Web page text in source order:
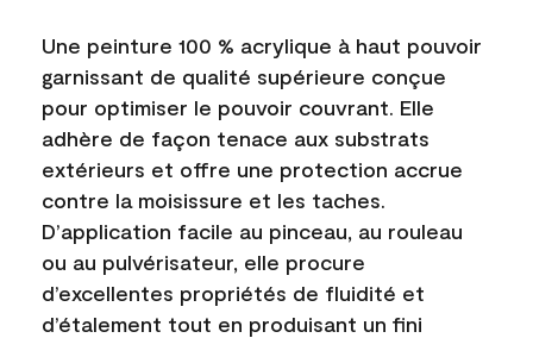
Une peinture 100 % acrylique à haut pouvoir
garnissant de qualité supérieure conçue
pour optimiser le pouvoir couvrant. Elle
adhère de façon tenace aux substrats
extérieurs et offre une protection accrue
contre la moisissure et les taches.
D’application facile au pinceau, au rouleau
ou au pulvérisateur, elle procure
d’excellentes propriétés de fluidité et
d’étalement tout en produisant un fini